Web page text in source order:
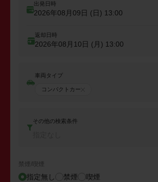
出発日時
2026年08月09日 (日) 13:00
返却日時
2026年08月10日 (月) 13:00
車両タイプ
コンパクトカー
その他の検索条件
禁煙/喫煙
指定無し 禁煙 喫煙